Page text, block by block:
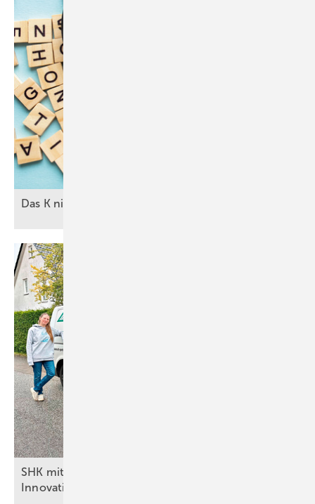
Das K nicht mehr mit der Lupe
SHK mit Zukunft: Die Benschs setzen auf
Innovation und